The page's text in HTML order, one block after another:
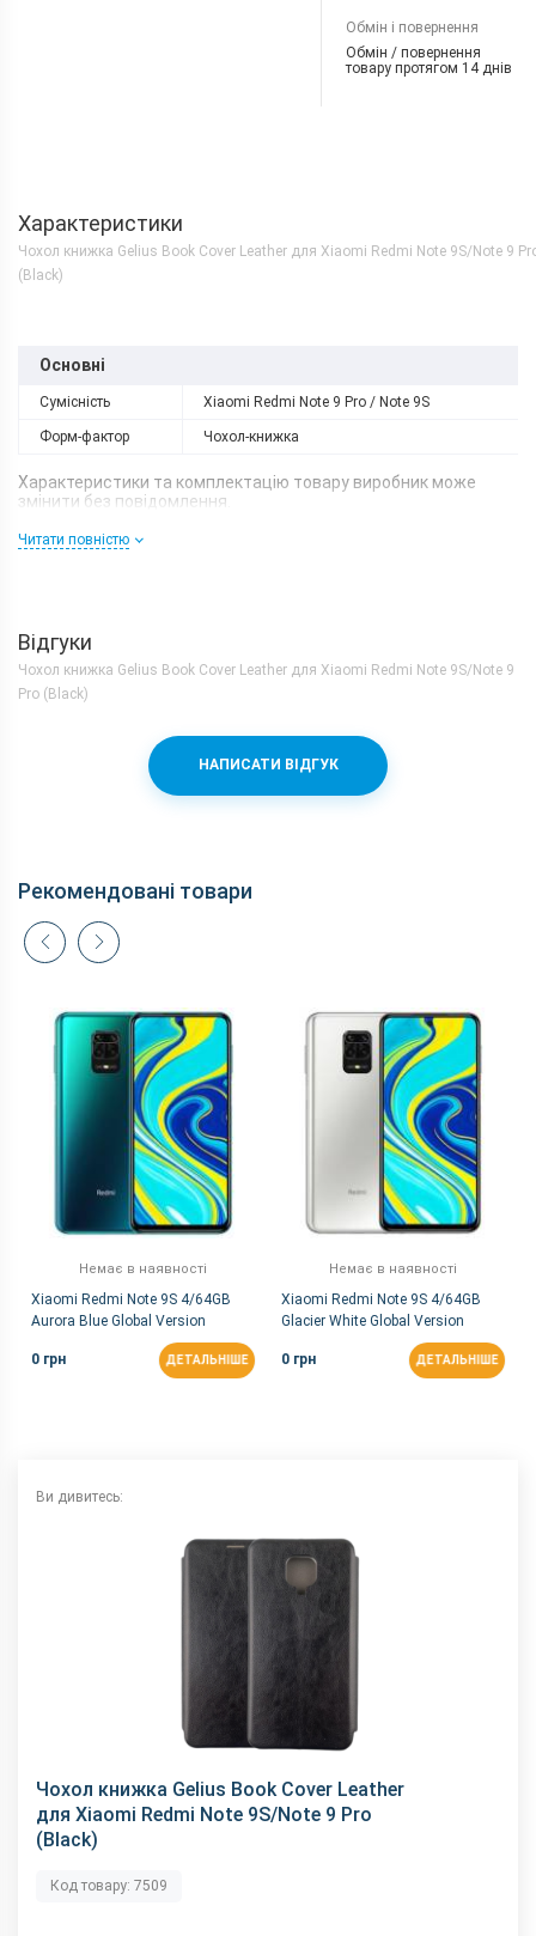
Обмін і повернення
Обмін / повернення
товару протягом 14 днів
Характеристики
Чохол книжка Gelius Book Cover Leather для Xiaomi Redmi Note 9S/Note 9
(Black)
Основні
Сумісність Xiaomi Redmi Note 9 Pro / Note 9S
Форм-фактор Чохол-книжка
Характеристики та комплектацію товару виробник може
змінити без повідомлення.
Читати повністю
Відгуки
Чохол книжка Gelius Book Cover Leather для Xiaomi Redmi Note 9S/Note 9
Pro (Black)
НАПИСАТИ ВІДГУК
Рекомендовані товари
Немає в наявності
Xiaomi Redmi Note 9S 4/64GB
Aurora Blue Global Version
0 грн ДЕТАЛЬНІШЕ
Немає в наявності
Xiaomi Redmi Note 9S 4/64GB
Glacier White Global Version
0 грн ДЕТАЛЬНІШЕ
Ви дивитесь:
Чохол книжка Gelius Book Cover Leather
для Xiaomi Redmi Note 9S/Note 9 Pro
(Black)
Код товару: 7509